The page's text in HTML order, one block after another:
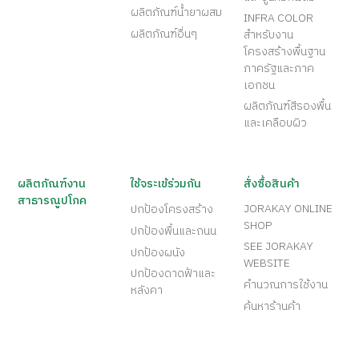
ผลิตภัณฑ์น้ำยาผสม
ผลิตภัณฑ์อื่นๆ
INFRA COLOR
สำหรับงาน
โครงสร้างพื้นฐาน
ภาครัฐและภาค
เอกชน
ผลิตภัณฑ์สีรองพื้น
และเคลือบผิว
ผลิตภัณฑ์งาน
สาธารณูปโภค
ใช้จระเข้ร่วมกัน
ปกป้องโครงสร้าง
ปกป้องพื้นและถนน
ปกป้องผนัง
ปกป้องดาดฟ้าและ
หลังคา
สั่งซื้อสินค้า
JORAKAY ONLINE
SHOP
SEE JORAKAY
WEBSITE
คำนวณการใช้งาน
ค้นหาร้านค้า